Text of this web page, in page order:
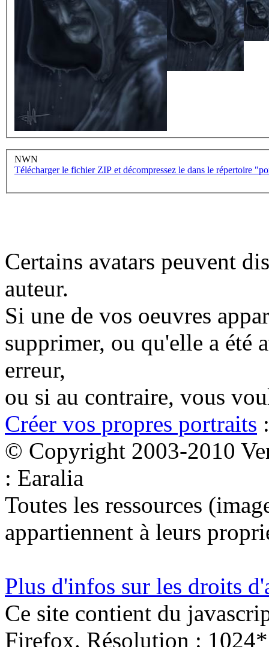
NWN
Télécharger le fichier ZIP et décompressez le dans le répertoire
Certains avatars peuvent
auteur.
Si une de vos oeuvres
supprimer, ou qu'elle a été
erreur,
ou si au contraire, vous
Créer vos propres portraits
© Copyright 2003-2010
: Earalia
Toutes les ressources
appartiennent à leurs
Plus d'infos sur les droits
Ce site contient du
Firefox. Résolution :